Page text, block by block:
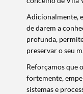
Adicionalmente,
de darem a
profunda,
preservar o seu
Reforçamos que
fortemente,
sistemas e